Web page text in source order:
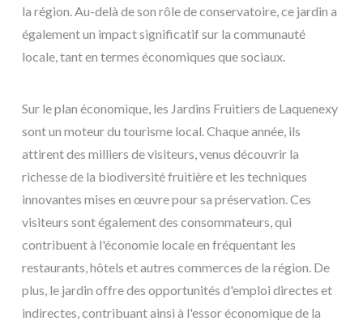
la région. Au-delà de son rôle de conservatoire, ce jardin a
également un impact significatif sur la communauté
locale, tant en termes économiques que sociaux.
Sur le plan économique, les Jardins Fruitiers de Laquenexy
sont un moteur du tourisme local. Chaque année, ils
attirent des milliers de visiteurs, venus découvrir la
richesse de la biodiversité fruitière et les techniques
innovantes mises en œuvre pour sa préservation. Ces
visiteurs sont également des consommateurs, qui
contribuent à l'économie locale en fréquentant les
restaurants, hôtels et autres commerces de la région. De
plus, le jardin offre des opportunités d'emploi directes et
indirectes, contribuant ainsi à l'essor économique de la